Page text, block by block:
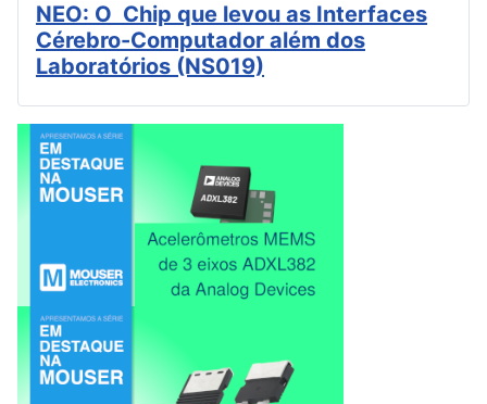
NEO: O Chip que levou as Interfaces
Cérebro-Computador além dos
Laboratórios (NS019)